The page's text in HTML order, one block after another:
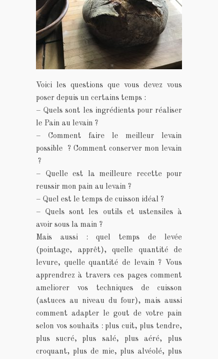
Voici les questions que vous devez vous
poser depuis un certains temps :
– Quels sont les ingrédients pour réaliser
le Pain au levain ?
– Comment faire le meilleur levain
possible ? Comment conserver mon levain
?
– Quelle est la meilleure recette pour
reussir mon pain au levain ?
– Quel est le temps de cuisson idéal ?
– Quels sont les outils et ustensiles à
avoir sous la main ?
Mais aussi : quel temps de levée
(pointage, apprêt), quelle quantité de
levure, quelle quantité de levain ? Vous
apprendrez à travers ces pages comment
ameliorer vos techniques de cuisson
(astuces au niveau du four), mais aussi
comment adapter le gout de votre pain
selon vos souhaits : plus cuit, plus tendre,
plus sucré, plus salé, plus aéré, plus
croquant, plus de mie, plus alvéolé, plus